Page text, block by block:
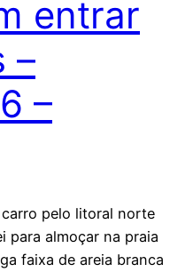
entrar
–
–
carro pelo litoral norte
para almoçar na praia
faixa de areia branca